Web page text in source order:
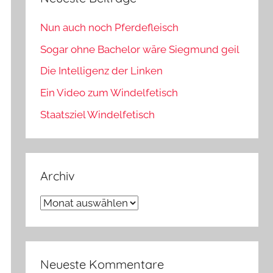
Nun auch noch Pferdefleisch
Sogar ohne Bachelor wäre Siegmund geil
Die Intelligenz der Linken
Ein Video zum Windelfetisch
Staatsziel Windelfetisch
Archiv
Archiv
Neueste Kommentare